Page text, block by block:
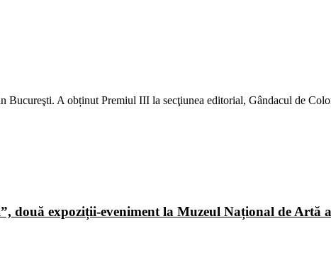
Bucureşti. A obținut Premiul III la secţiunea editorial, Gândacul de
două expoziții-eveniment la Muzeul Național de Artă